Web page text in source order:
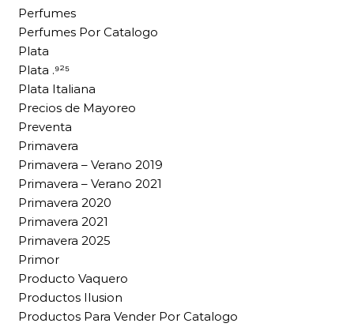
Perfumes
Perfumes Por Catalogo
Plata
Plata .⁹²⁵
Plata Italiana
Precios de Mayoreo
Preventa
Primavera
Primavera – Verano 2019
Primavera – Verano 2021
Primavera 2020
Primavera 2021
Primavera 2025
Primor
Producto Vaquero
Productos Ilusion
Productos Para Vender Por Catalogo